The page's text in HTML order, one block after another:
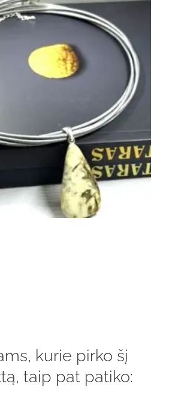
kurie pirko šį
taip pat patiko: